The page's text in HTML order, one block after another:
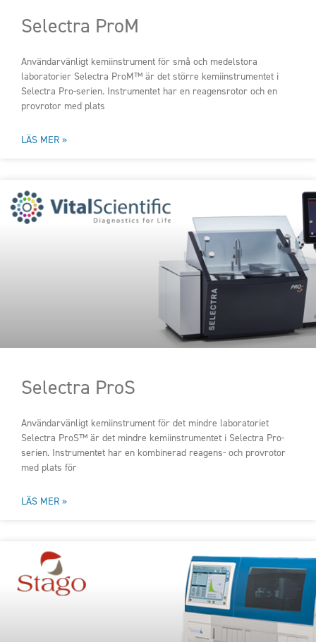
Selectra ProM
Användarvänligt kemiinstrument för små och medelstora
laboratorier Selectra ProM™ är det större kemiinstrumentet i
Selectra Pro-serien. Instrumentet har en reagensrotor och en
provrotor med plats
LÄS MER »
Selectra ProS
Användarvänligt kemiinstrument för det mindre laboratoriet
Selectra ProS™ är det mindre kemiinstrumentet i Selectra Pro-
serien. Instrumentet har en kombinerad reagens- och provrotor
med plats för
LÄS MER »